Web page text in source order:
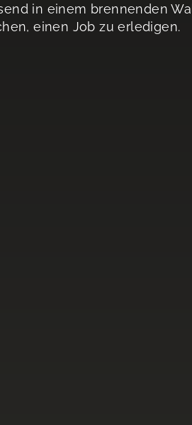
in einem brennenden
einen Job zu erledigen.